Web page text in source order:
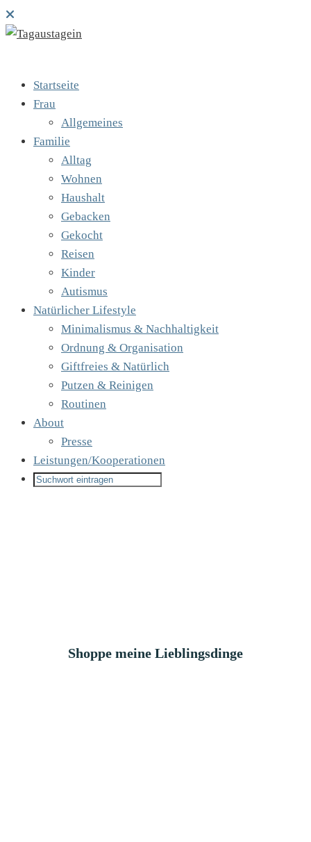
Startseite
Frau
Allgemeines
Familie
Alltag
Wohnen
Haushalt
Gebacken
Gekocht
Reisen
Kinder
Autismus
Natürlicher Lifestyle
Minimalismus & Nachhaltigkeit
Ordnung & Organisation
Giftfreies & Natürlich
Putzen & Reinigen
Routinen
About
Presse
Leistungen/Kooperationen
Shoppe meine Lieblingsdinge